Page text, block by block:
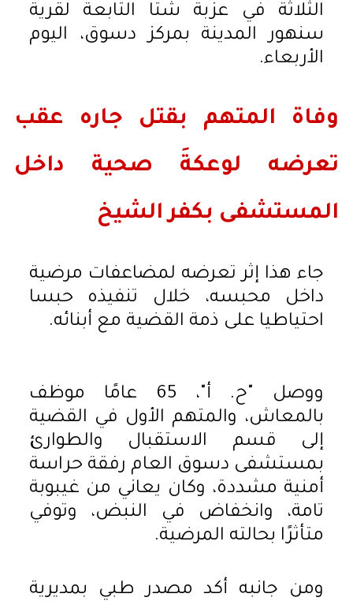
الثلاثة في عزبة شتا التابعة لقرية
سنهور المدينة بمركز دسوق، اليوم
الأربعاء.
وفاة المتهم بقتل جاره عقب
تعرضه لوعكةَ صحية داخل
المستشفى بكفر الشيخ
جاء هذا إثر تعرضه لمضاعفات مرضية
داخل محبسه، خلال تنفيذه حبسا
احتياطيا على ذمة القضية مع أبنائه.
ووصل "ح. أ"، 65 عامًا موظف
بالمعاش، والمتهم الأول في القضية
إلى قسم الاستقبال والطوارئ
بمستشفى دسوق العام رفقة حراسة
أمنية مشددة، وكان يعاني من غيبوبة
تامة، وانخفاض في النبض، وتوفي
متأثرًا بحالته المرضية.
ومن جانبه أكد مصدر طبي بمديرية